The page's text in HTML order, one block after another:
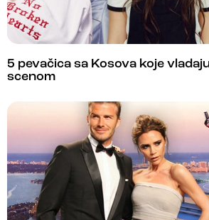
5 pevačica sa Kosova koje
scenom